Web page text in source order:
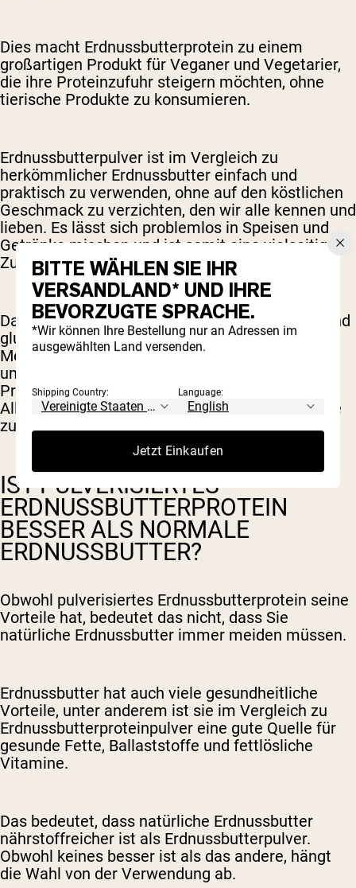
Dies macht Erdnussbutterprotein zu einem
großartigen Produkt für Veganer und Vegetarier,
die ihre Proteinzufuhr steigern möchten, ohne
tierische Produkte zu konsumieren.
Erdnussbutterpulver ist im Vergleich zu
herkömmlicher Erdnussbutter einfach und
praktisch zu verwenden, ohne auf den köstlichen
Geschmack zu verzichten, den wir alle kennen und
lieben. Es lässt sich problemlos in Speisen und
Getränke mischen und ist somit eine vielseitigere
Zutat.
Darüber hinaus ist Erdnussbutterprotein soja- und
glutenfrei und somit eine gute Option für
Menschen mit Soja- oder Glutenallergien oder -
unverträglichkeiten. Allerdings können einzelne
Produkte variieren, und es ist wichtig, bei einer
Allergie weiterhin sorgfältig auf die Inhaltsstoffe
zu achten.
IST PULVERISIERTES
ERDNUSSBUTTERPROTEIN
BESSER ALS NORMALE
ERDNUSSBUTTER?
Obwohl pulverisiertes Erdnussbutterprotein seine
Vorteile hat, bedeutet das nicht, dass Sie
natürliche Erdnussbutter immer meiden müssen.
Erdnussbutter hat auch viele gesundheitliche
Vorteile, unter anderem ist sie im Vergleich zu
Erdnussbutterproteinpulver eine gute Quelle für
gesunde Fette, Ballaststoffe und fettlösliche
Vitamine.
Das bedeutet, dass natürliche Erdnussbutter
nährstoffreicher ist als Erdnussbutterpulver.
Obwohl keines besser ist als das andere, hängt
die Wahl von der Verwendung ab.
BITTE WÄHLEN SIE IHR
VERSANDLAND* UND IHRE
BEVORZUGTE SPRACHE.
*Wir können Ihre Bestellung nur an Adressen im
ausgewählten Land versenden.
Shipping Country: Language:
Jetzt Einkaufen